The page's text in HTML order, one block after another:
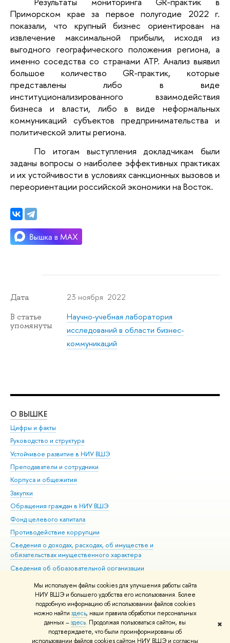
Мы используем файлы cookies для улучшения работы сайта
НИУ ВШЭ и большего удобства его использования. Более
подробную информацию об использовании файлов cookies
можно найти здесь, наши правила обработки персональных
данных –здесь. Продолжая пользоваться сайтом, вы
подтверждаете, что были проинформированы об
использовании файлов cookies сайтом НИУ ВШЭ и согласны
✖
Приморском крае за первое полугодие 2022 г.
показали, что крупный бизнес ориентирован на
извлечение максимальной прибыли, исходя из
выгодного географического положения региона, а
именно соседства со странами АТР. Анализ выявил
большое количество GR-практик, которые
представлены либо в виде
институционализированного взаимодействия
бизнеса и власти, либо в виде неформальных
коммуникаций субъектов предпринимательства и
политической элиты региона.
По итогам выступления докладчикам были
заданы вопросы о наиболее эффективных практиках
и их устойчивости в условиях санкционных вызовов и
переориентации российской экономики на Восток.
Дата 23 ноября 2022
В статье
упомянуты
Научно-учебная лаборатория
исследований в области бизнес-
коммуникаций
О ВЫШКЕ
Цифры и факты
Руководство и структура
Устойчивое развитие в НИУ ВШЭ
Преподаватели и сотрудники
Корпуса и общежития
Закупки
Обращения граждан в НИУ ВШЭ
Фонд целевого капитала
Противодействие коррупции
Сведения о доходах, расходах, об имуществе и
обязательствах имущественного характера
Сведения об образовательной организации
Людям с ограниченными возможностями здоровья
Единая платежная страница
Работа в Вышке
© НИУ ВШЭ 1993–2026 Адреса и контакты Условия использования